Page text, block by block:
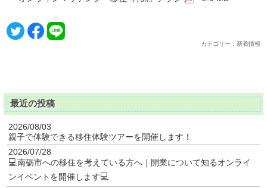
カテゴリー：新着情報
最近の投稿
2026/08/03
親子で体験できる移住体験ツアーを開催します！
2026/07/28
💻南砺市への移住を考えている方へ｜開業について知るオンライ
ンイベントを開催します💻